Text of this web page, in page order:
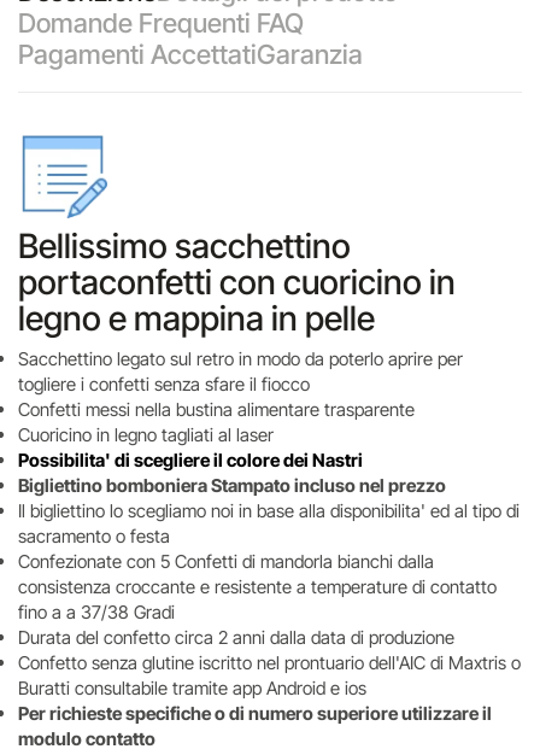
Domande Frequenti FAQ
Pagamenti AccettatiGaranzia
Bellissimo sacchettino
portaconfetti con cuoricino in
legno e mappina in pelle
Sacchettino legato sul retro in modo da poterlo aprire per
togliere i confetti senza sfare il fiocco
Confetti messi nella bustina alimentare trasparente
Cuoricino in legno tagliati al laser
Possibilita' di scegliere il colore dei Nastri
Bigliettino bomboniera Stampato incluso nel prezzo
Il bigliettino lo scegliamo noi in base alla disponibilita' ed al tipo di
sacramento o festa
Confezionate con 5 Confetti di mandorla bianchi dalla
consistenza croccante e resistente a temperature di contatto
fino a a 37/38 Gradi
Durata del confetto circa 2 anni dalla data di produzione
Confetto senza glutine iscritto nel prontuario dell'AIC di Maxtris o
Buratti consultabile tramite app Android e ios
Per richieste specifiche o di numero superiore utilizzare il
modulo contatto